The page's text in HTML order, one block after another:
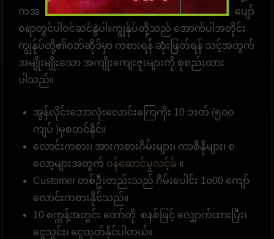
ကအမြဲ စောင့်ဆိုင်းနေပါတယ်။ အွန်လောင်းကစားဂိမ်းပျော်
စရာတွင်ပါဝင်ဆင်နွဲပါ။ကျွန်ုပ်တို့သည် အောက်ပါအတိုင်း
ကျွန်ုပ်တို့၏ဝဘ်ဆိုဒ်မှာ ကစားရန် ဆုံးဖြတ်ရန် သင့်အတွက်
အမျိုးမျိုးသော အကျိုးကျေးဇူးများကို စုစည်းထား
ပါသည်။
အွန်လိုင်းဘောလုံးလောင်းကြေကိုး 10 ဘတ် (၅၀၀
ကျပ် )မှစတင်နိုင်။
လောင်းကစား၊ အားကစားဂိမ်းများ၊ ကာစီနိုများ၊ စ
လော့များအတွက် ဝန်ဆောင်မှုလင့်ခ် ။
Customer တစ်ဦးတည်းသည် ဂိမ်းပေါင်း 1၀00 ကျော်
လောင်းကစားနိုင်သည်။
10 စက္ကန့်အတွင်း တော်တို စနစ်ဖြင့် လျှောက်ထားပြီး၊
ငွေသွင်း၊ ငွေထုတ်နိုင်ပါတယ်။